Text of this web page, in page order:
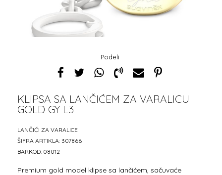
Podeli
KLIPSA SA LANČIĆEM ZA VARALICU
GOLD GY L3
LANČIĆI ZA VARALICE
ŠIFRA ARTIKLA: 307866
BARKOD: 08012
Premium gold model klipse sa lančićem, sačuvaće